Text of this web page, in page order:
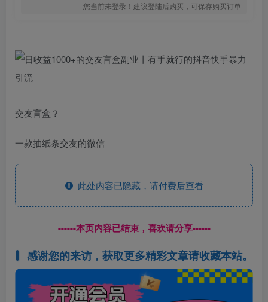
您当前未登录！建议登陆后购买，可保存购买订单
交友盲盒？
一款抽纸条交友的微信
此处内容已隐藏，请付费后查看
------本页内容已结束，喜欢请分享------
感谢您的来访，获取更多精彩文章请收藏本站。